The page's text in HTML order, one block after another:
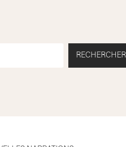
RECHERCHER